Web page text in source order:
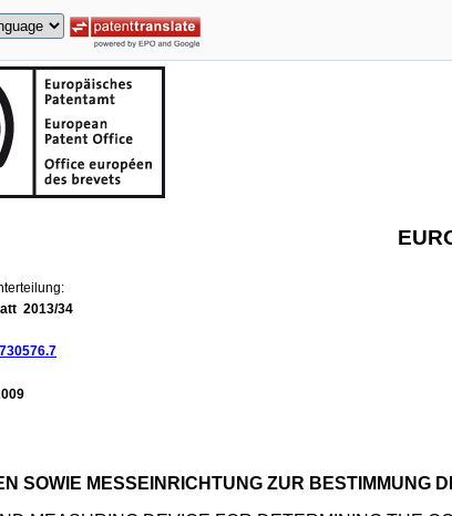
2013/34
SOWIE MESSEINRICHTUNG ZUR BESTIMMUNG